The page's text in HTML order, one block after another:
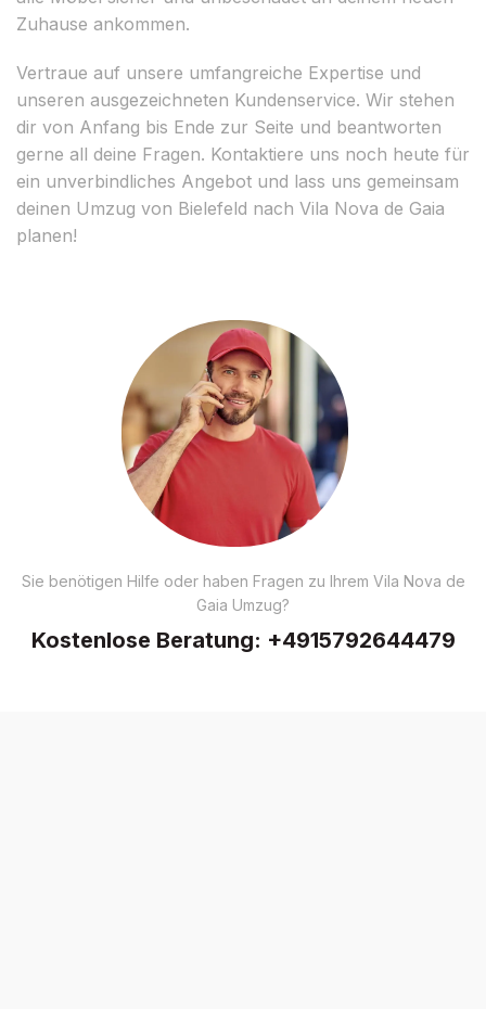
Zuhause ankommen.
Vertraue auf unsere umfangreiche Expertise und
unseren ausgezeichneten Kundenservice. Wir stehen
dir von Anfang bis Ende zur Seite und beantworten
gerne all deine Fragen. Kontaktiere uns noch heute für
ein unverbindliches Angebot und lass uns gemeinsam
deinen Umzug von Bielefeld nach Vila Nova de Gaia
planen!
Sie benötigen Hilfe oder haben Fragen zu Ihrem Vila Nova de
Gaia Umzug?
Kostenlose Beratung: +4915792644479